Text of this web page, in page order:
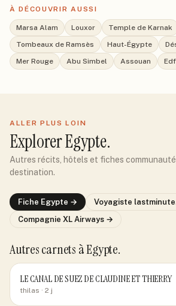
À DÉCOUVRIR AUSSI
Marsa Alam Louxor Temple de Karnak
Tombeaux de Ramsès
Haut-Égypte
Mer Rouge
Abu Simbel Assouan
ALLER PLUS LOIN
ExplorerEgypte.
Autres récits, hôtels et fiches
destination.
Fiche Egypte → Voyagiste
Compagnie XL Airways →
Autres carnets à Egypte.
LE CANAL DE SUEZ DE CLAUDINE ET THIERRY
thilas · 2 j